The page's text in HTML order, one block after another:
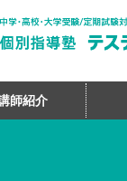
師紹介